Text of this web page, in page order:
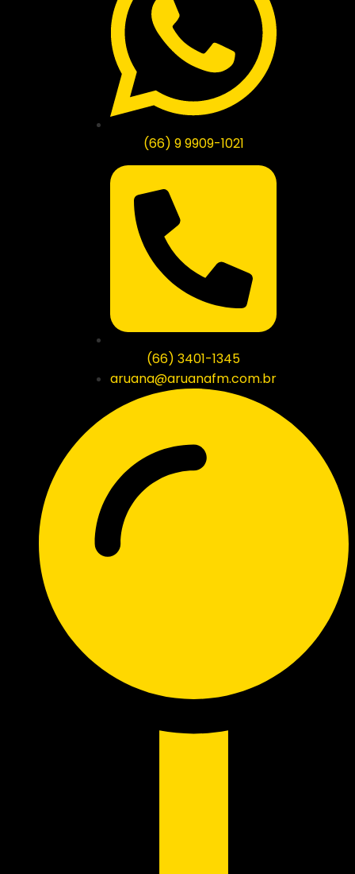
(66) 9 9909-1021
(66) 3401-1345
aruana@aruanafm.com.br